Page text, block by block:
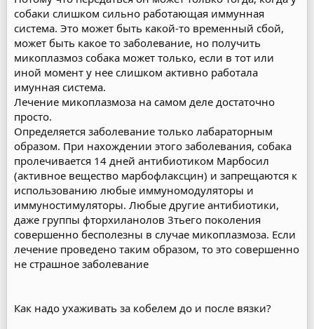
собаки слишком сильно работающая иммунная
система. Это может быть какой-то временный сбой,
может быть какое то заболевание, но получить
микоплазмоз собака может только, если в тот или
иной момент у нее слишком активно работала
имунная система.
Лечение микоплазмоза на самом деле достаточно
просто.
Определяется заболевание только лабараторным
образом. При нахождении этого заболевания, собака
пролечивается 14 дней антибиотиком Марбосил
(активное вещество марбофлаксцин) и запрещаются к
использованию любые иммуномодуляторы и
иммуностимуляторы. Любые другие антибиотики,
даже группы фторхиланолов 3тьего поколения
совершенно бесполезны в случае микоплазмоза. Если
лечение проведено таким образом, то это совершенно
не страшное заболевание
Как надо ухаживать за кобелем до и после вязки?